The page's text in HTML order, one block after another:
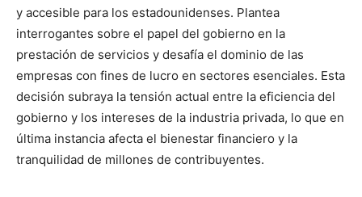
y accesible para los estadounidenses. Plantea
interrogantes sobre el papel del gobierno en la
prestación de servicios y desafía el dominio de las
empresas con fines de lucro en sectores esenciales. Esta
decisión subraya la tensión actual entre la eficiencia del
gobierno y los intereses de la industria privada, lo que en
última instancia afecta el bienestar financiero y la
tranquilidad de millones de contribuyentes.